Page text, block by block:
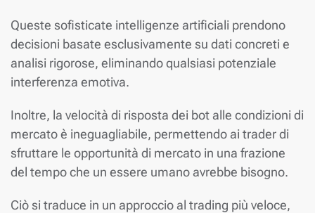
Queste sofisticate intelligenze artificiali prendono
decisioni basate esclusivamente su dati concreti e
analisi rigorose, eliminando qualsiasi potenziale
interferenza emotiva.
Inoltre, la velocità di risposta dei bot alle condizioni di
mercato è ineguagliabile, permettendo ai trader di
sfruttare le opportunità di mercato in una frazione
del tempo che un essere umano avrebbe bisogno.
Ciò si traduce in un approccio al trading più veloce,